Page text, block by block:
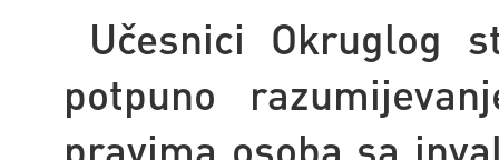
Učesnici Okruglog
potpuno
pravima osoba sa